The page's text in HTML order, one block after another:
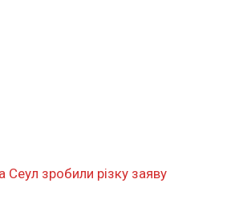
зробили різку заяву